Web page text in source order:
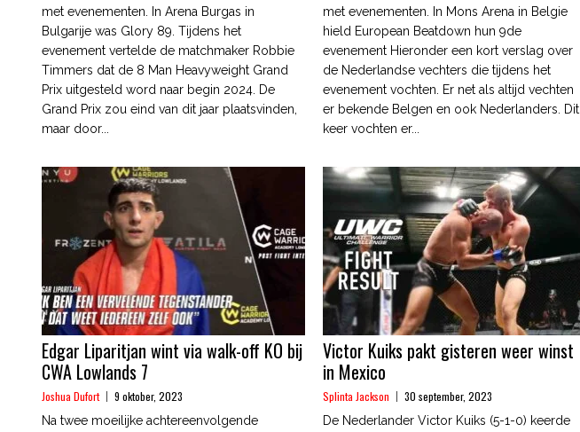
met evenementen. In Arena Burgas in
Bulgarije was Glory 89. Tijdens het
evenement vertelde de matchmaker Robbie
Timmers dat de 8 Man Heavyweight Grand
Prix uitgesteld word naar begin 2024. De
Grand Prix zou eind van dit jaar plaatsvinden,
maar door...
met evenementen. In Mons Arena in Belgie
hield European Beatdown hun 9de
evenement Hieronder een kort verslag over
de Nederlandse vechters die tijdens het
evenement vochten. Er net als altijd vechten
er bekende Belgen en ook Nederlanders. Dit
keer vochten er...
Edgar Liparitjan wint via walk-off KO bij
CWA Lowlands 7
Joshua Dufort 9 oktober, 2023
Na twee moeilijke achtereenvolgende
Victor Kuiks pakt gisteren weer winst
in Mexico
Splinta Jackson 30 september, 2023
De Nederlander Victor Kuiks (5-1-0) keerde